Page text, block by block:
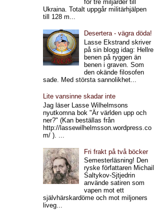
för tre miljarder till
Ukraina. Totalt uppgår militärhjälpen
till 128 m...
Desertera - vägra döda!
Lasse Ekstrand skriver
på sin blogg idag: Hellre
benen på ryggen än
benen i graven. Som
den okände filosofen
sade. Med största sannolikhet...
Lite vansinne skadar inte
Jag läser Lasse Wilhelmsons
nyutkomna bok "Är världen upp och
ner?" (Kan beställas från
http://lassewilhelmsson.wordpress.co
m/ ). ...
Fri frakt på två böcker
Semesterläsning! Den
ryske författaren Michail
Saltykov-Sjtjedrin
använde satiren som
vapen mot ett
självhärskardöme och mot miljoners
liveg...